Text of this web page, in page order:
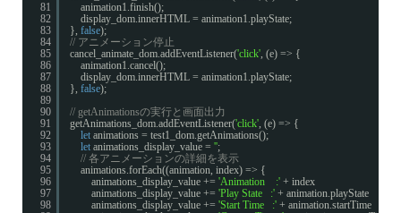
81
82
83
84
85
86
87
88
89
90
91
92
93
94
95
96
97
98
animation1.finish();
display_dom.innerHTML = animation1.playState;
}, false);
// アニメーション停止
cancel_animate_dom.addEventListener('click', (e) => {
animation1.cancel();
display_dom.innerHTML = animation1.playState;
}, false);
// getAnimationsの実行と画面出力
getAnimations_dom.addEventListener('click', (e) => {
let animations = test1_dom.getAnimations();
let animations_display_value = '';
// 各アニメーションの詳細を表示
animations.forEach((animation, index) => {
animations_display_value += 'Animation    :' + index
animations_display_value += 'Play State   :' + animation.playState
animations_display_value += 'Start Time   :' + animation.startTime